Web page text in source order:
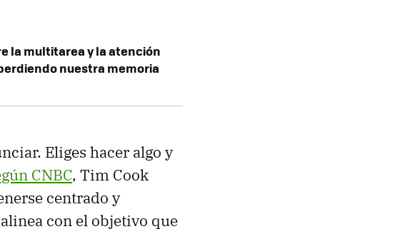
la multitarea y la atención
nuestra memoria
Eliges hacer algo y
CNBC, Tim Cook
centrado y
con el objetivo que